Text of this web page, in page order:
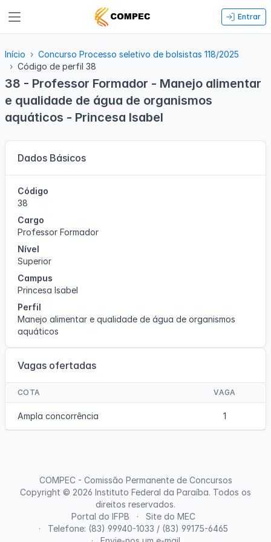
Entrar
Início
Concurso Processo seletivo de bolsistas 118/2025
Código de perfil 38
38 - Professor Formador - Manejo alimentar
e qualidade de água de organismos
aquáticos - Princesa Isabel
Dados Básicos
Código
38
Cargo
Professor Formador
Nível
Superior
Campus
Princesa Isabel
Perfil
Manejo alimentar e qualidade de água de organismos
aquáticos
Vagas ofertadas
COTA VAGA
Ampla concorrência 1
Portal do IFPB
Site do MEC
Telefone: (83) 99940-1033 / (83) 99175-6465
COMPEC - Comissão Permanente de Concursos
Copyright © 2026 Instituto Federal da Paraíba. Todos os
direitos reservados.